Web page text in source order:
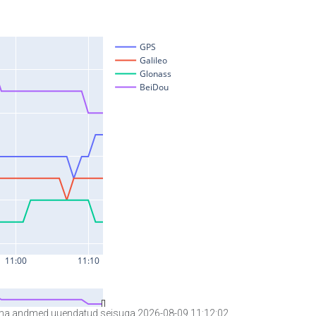
andmed uuendatud seisuga 2026-08-09 11:12:02